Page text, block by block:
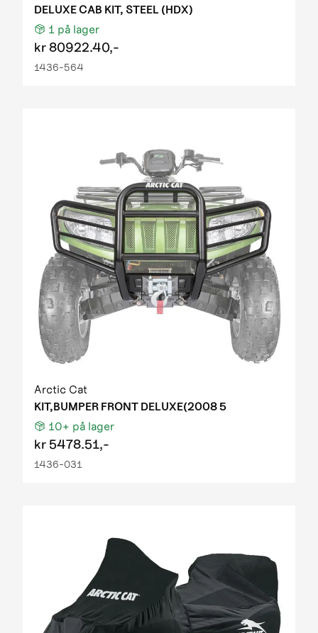
DELUXE CAB KIT, STEEL (HDX)
1 på lager
kr80922.40,-
1436-564
Arctic Cat
KIT,BUMPER FRONT DELUXE(2008 5
10+ på lager
kr 5478.51,-
1436-031